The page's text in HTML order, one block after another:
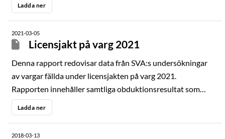
bedömdes var födda våren 2021, varav fem var hanar och
tidigare dräktighet. Medelvikten var 32 kg. Tre av de 12
hanarna hade kryptorkism, en inte ovanlig
testikelmissbildning hos svenska vargar.
Ladda ner
2021-03-05
Licensjakt på varg 2021
Denna rapport redovisar data från SVA:s undersökningar
av vargar fällda under licensjakten på varg 2021.
Rapporten innehåller samtliga obduktionsresultat som
framkommit under obduktion och ersätter enskilda
obduktionsutlåtanden.
Ladda ner
2018-03-13